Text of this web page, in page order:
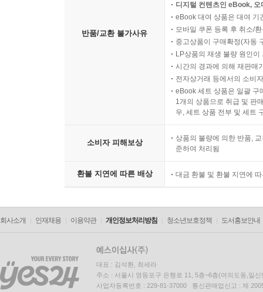
반품/교환 불가사유
디지털 컨텐츠인 eBook,
eBook 대여 상품은 대여 기
모바일 쿠폰 등록 후 취소/
중고상품이 구매확정(자동
LP상품의 재생 불량 원인
시간의 경과에 의해 재판매
전자상거래 등에서의 소비
eBook 세트 상품은 일괄 구
1개의 상품으로 취급 및 판
우, 세트 상품 전부 및 세트
소비자 피해보상
상품의 불량에 의한 반품,
준하여 처리됨
환불 지연에 따른 배상 대금 환불 및 환불 지연에
회사소개 인재채용 이용약관 개인정보처리방침 청소년보호정책 도서홍보안내
대표 : 김석환, 최세라
주소 : 서울시 영등포구 은행로 11, 5층~6층(여의도동,일신
사업자등록번호 : 229-81-37000 통신판매업신고 : 제